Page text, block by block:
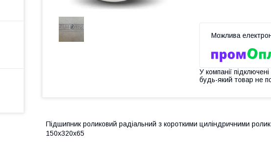
У компанії
будь-який товар не
Підшипник роликовий радіальний з короткими циліндричними
150х320х65